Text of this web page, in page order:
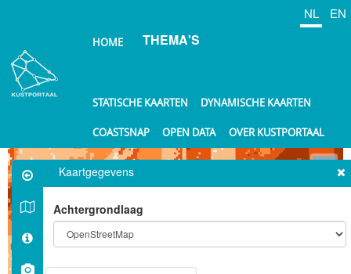
inhoud
gaan
NL EN
HOME THEMA'S
STATISCHE KAARTEN DYNAMISCHE KAARTEN
COASTSNAP OPEN DATA OVER KUSTPORTAAL
Kaartgegevens
Achtergrondlaag
−
⤢